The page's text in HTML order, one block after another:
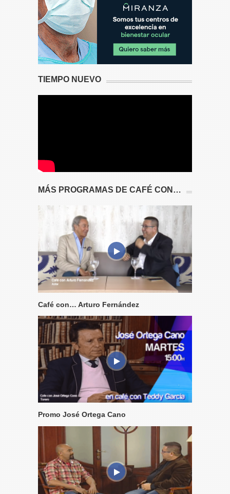
TIEMPO NUEVO
MÁS PROGRAMAS DE CAFÉ CON…
Café con… Arturo Fernández
Promo José Ortega Cano